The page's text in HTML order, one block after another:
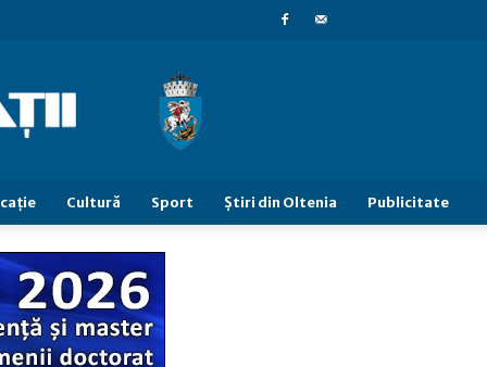
Cultură Sport Știri din Oltenia Publicitate